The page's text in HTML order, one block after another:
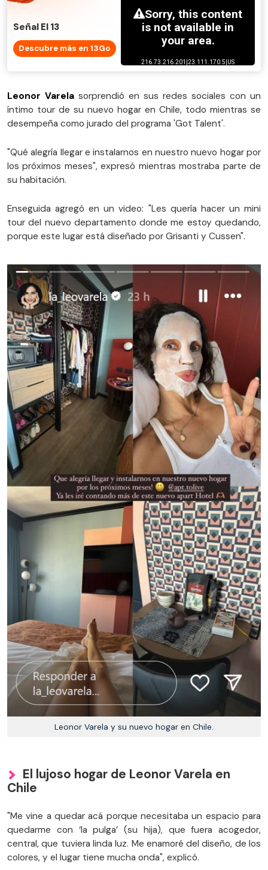
Señal El 13
Descubre más en 13Go
Leonor Varela sorprendió en sus redes sociales con un
íntimo tour de su nuevo hogar en Chile, todo mientras se
desempeña como jurado del programa 'Got Talent'.
"Qué alegría llegar e instalarnos en nuestro nuevo hogar por
los próximos meses", expresó mientras mostraba parte de
su habitación.
Enseguida agregó en un video: "Les quería hacer un mini
tour del nuevo departamento donde me estoy quedando,
porque este lugar está diseñado por Grisanti y Cussen".
Leonor Varela y su nuevo hogar en Chile.
El lujoso hogar de Leonor Varela en
Chile
"Me vine a quedar acá porque necesitaba un espacio para
quedarme con ‘la pulga’ (su hija), que fuera acogedor,
central, que tuviera linda luz. Me enamoré del diseño, de los
colores, y el lugar tiene mucha onda", explicó.